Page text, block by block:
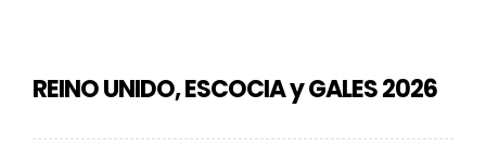
REINO UNIDO, ESCOCIA y GALES 2026